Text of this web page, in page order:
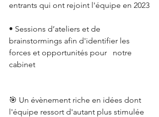
entrants qui ont rejoint l'équipe en 2023
• Sessions d’ateliers et de
brainstormings afin d'identifier les
forces et opportunités pour   notre
cabinet
🎯 Un évènement riche en idées dont
l'équipe ressort d'autant plus stimulée